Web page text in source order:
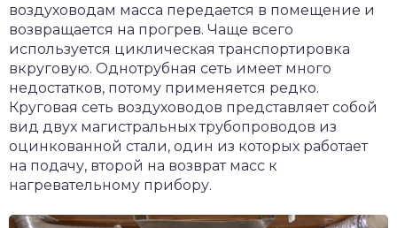
воздуховодам масса передается в помещение и
возвращается на прогрев. Чаще всего
используется циклическая транспортировка
вкруговую. Однотрубная сеть имеет много
недостатков, потому применяется редко.
Круговая сеть воздуховодов представляет собой
вид двух магистральных трубопроводов из
оцинкованной стали, один из которых работает
на подачу, второй на возврат масс к
нагревательному прибору.